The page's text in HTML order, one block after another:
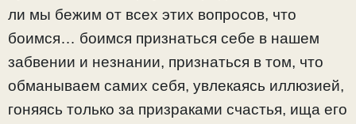
ли мы бежим от всех этих вопросов, что
боимся… боимся признаться себе в нашем
забвении и незнании, признаться в том, что
обманываем самих себя, увлекаясь иллюзией,
гоняясь только за призраками счастья, ища его